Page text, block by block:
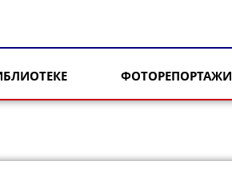
ФОТОРЕПОРТАЖИ